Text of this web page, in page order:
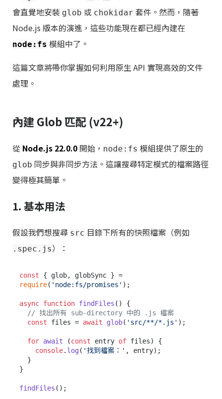
會直覺地安裝 glob 或 chokidar 套件。然而，隨著
Node.js 版本的演進，這些功能現在都已經內建在
node:fs 模組中了。
這篇文章將帶你掌握如何利用原生 API 實現高效的文件
處理。
內建 Glob 匹配 (v22+)
從 Node.js 22.0.0 開始， node:fs 模組提供了原生的
glob 同步與非同步方法。這讓搜尋特定模式的檔案路徑
變得極其簡單。
1. 基本用法
假設我們想搜尋 src 目錄下所有的快照檔案（例如
.spec.js）：
const
require( 'node:fs/promises' );
async function findFiles ( ) {
// 找出所有 sub-directory 中的 .js 檔案
const files = await glob( 'src/**/*.js' );
for await (const entry of files) {
console. log( '找到檔案：' , entry);
}
findFiles